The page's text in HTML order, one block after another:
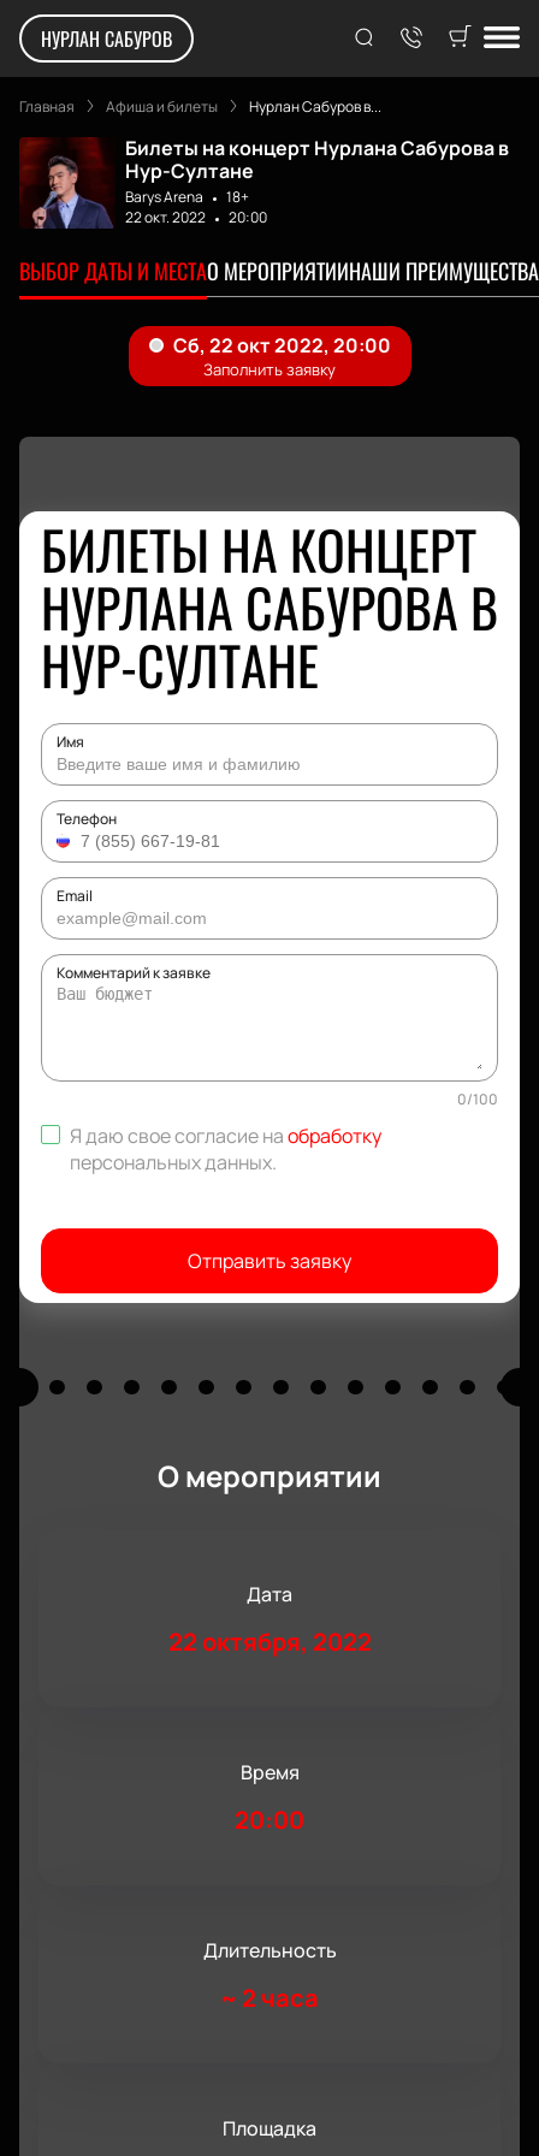
НУРЛАН САБУРОВ
Главная Афиша и билеты Нурлан Сабуров в...
Билеты на концерт Нурлана Сабурова в
Нур-Султане
Barys Arena
18+
22 окт. 2022
20:00
ВЫБОР ДАТЫ И МЕСТАО МЕРОПРИЯТИИНАШИ ПРЕИМУЩЕСТВА
БИЛЕТЫ НА КОНЦЕРТ
НУРЛАНА САБУРОВА В
НУР-СУЛТАНЕ
Имя
Телефон
Email
Комментарий к заявке
0/100
Я даю свое согласие наобработку
персональных данных.
Отправить заявку
О мероприятии
Дата
22 октября, 2022
Время
20:00
Длительность
~ 2 часа
Площадка